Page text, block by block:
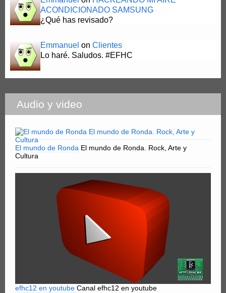
ACONDICIONADO SAMSUNG
¿Qué has revisado?
Emmanuel on Clientes
Lo haré. Saludos. #EFHC
Audio y video
El mundo de Ronda El mundo de Ronda. Rock, Arte y
Cultura
efhc12 en youtube Canal efhc12 en youtube